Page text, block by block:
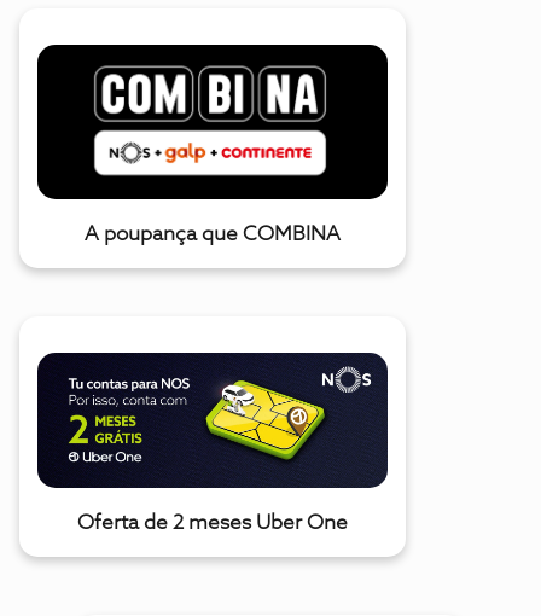
A poupança que COMBINA
Oferta de 2 meses Uber One